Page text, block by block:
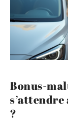
Bonus-
s’attendre
?